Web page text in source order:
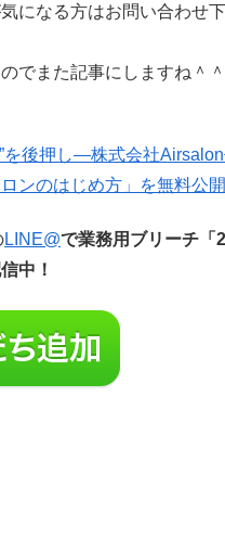
になる方はお問い合わせ下
でまた記事にしますね＾＾
を後押し—株式会社
ンのはじめ方」を無料公開
LINE@で業務用ブリーチ「
中！